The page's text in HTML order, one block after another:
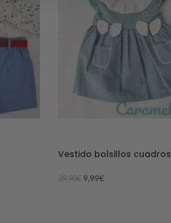
Vestido bolsillos
29,90€ 9,99€